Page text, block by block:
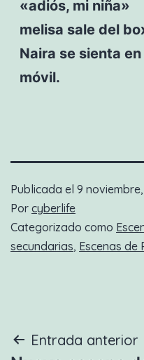
«adiós, mi niña»
melisa sale del
Naira se sienta
móvil.
Publicada el 9
Por cyberlife
Categorizado como
secundarias, Escenas de
Navegación
Entrada anterior